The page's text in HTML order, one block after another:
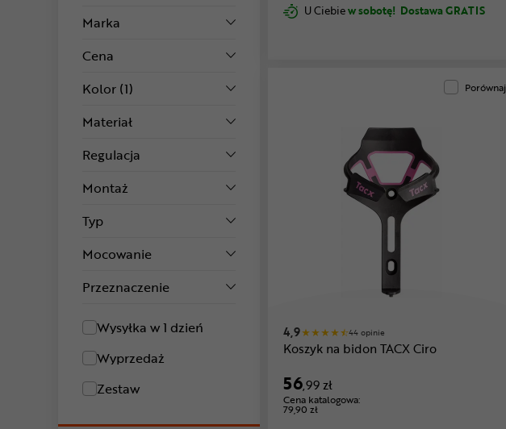
Marka
Cena
Kolor (1)
Materiał
Regulacja
Montaż
Typ
Mocowanie
Przeznaczenie
Wysyłka w 1 dzień
Wyprzedaż
Zestaw
U Ciebiew sobotę! Dostawa GRATIS
Porównaj
4,9 44 opinie
Koszyk na bidon TACX Ciro
56,99 zł
Cena katalogowa:
79,90 zł